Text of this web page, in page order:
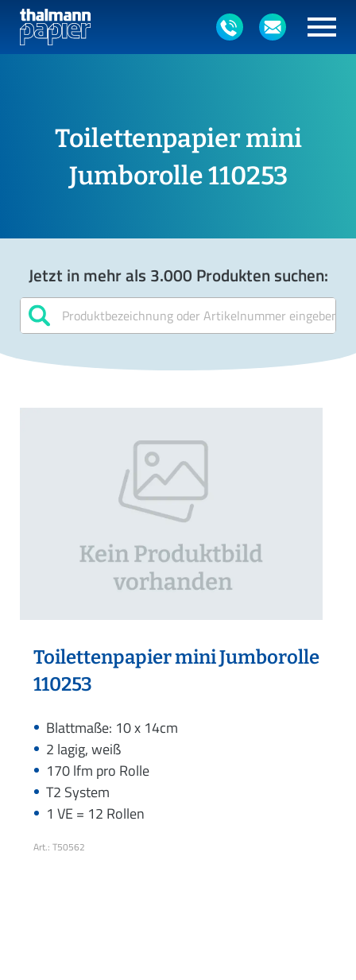
Toilettenpapier mini
Jumborolle 110253
Jetzt in mehr als 3.000 Produkten suchen:
Toilettenpapier mini Jumborolle
110253
Blattmaße: 10 x 14cm
2 lagig, weiß
170 lfm pro Rolle
T2 System
1 VE = 12 Rollen
Art.: T50562